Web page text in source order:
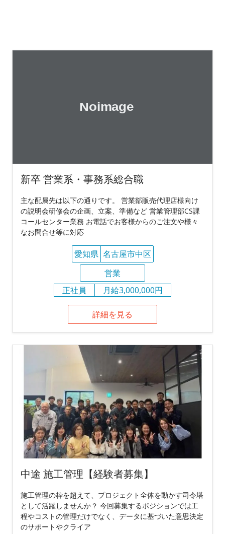
新卒 営業系・事務系総合職
主な配属先は以下の通りです。 営業部販売代理店様向け
の説明会研修会の企画、立案、準備など 営業管理部CS課
コールセンター業務 お電話でお客様からのご注文や様々
なお問合せ等に対応
愛知県 名古屋市中区
営業
正社員
月給3,000,000円
詳細を見る
中途 施工管理【経験者募集】
施工管理の枠を超えて、プロジェクト全体を動かす司令塔
として活躍しませんか？ 今回募集するポジションでは工
程やコストの管理だけでなく、データに基づいた意思決定
のサポートやクライア